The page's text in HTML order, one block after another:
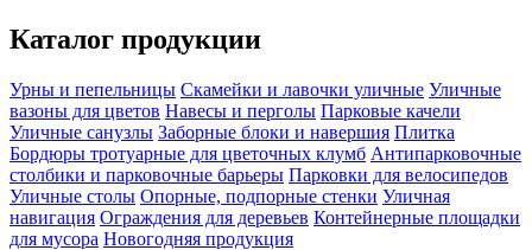
Каталог продукции
Урны и пепельницы Скамейки и лавочки уличные Уличные
вазоны для цветов Навесы и перголы Парковые качели
Уличные санузлы Заборные блоки и навершия Плитка
Бордюры тротуарные для цветочных клумб Антипарковочные
столбики и парковочные барьеры Парковки для велосипедов
Уличные столы Опорные, подпорные стенки Уличная
навигация Ограждения для деревьев Контейнерные площадки
для мусора Новогодняя продукция